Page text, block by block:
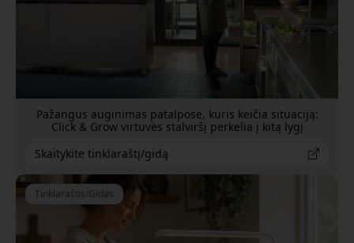
Pažangus auginimas patalpose, kuris keičia situaciją:
Click & Grow virtuvės stalviršį perkelia į kitą lygį
Skaitykite tinklaraštį/gidą
Tinklaraštis/Gidas